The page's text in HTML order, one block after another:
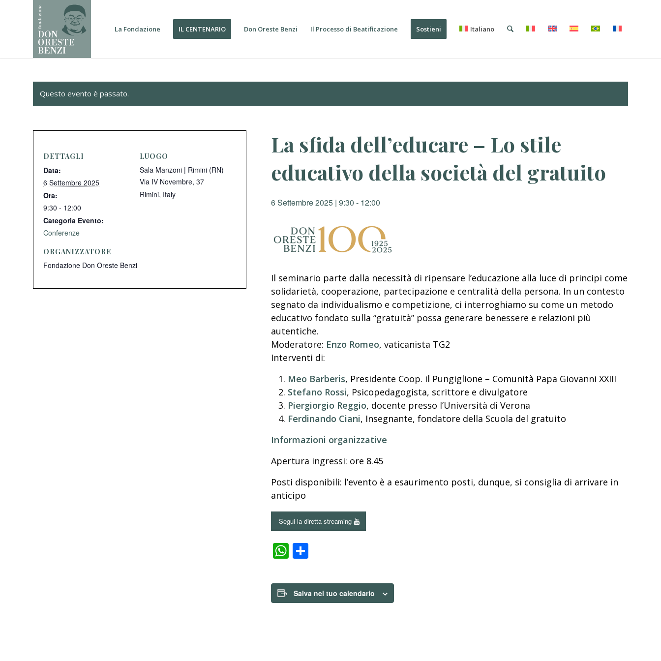
La Fondazione IL CENTENARIO Don Oreste Benzi Il Processo di Beatificazione Sostieni Italiano
Questo evento è passato.
La sfida dell’educare – Lo stile
educativo della società del gratuito
6 Settembre 2025 | 9:30 - 12:00
Il seminario parte dalla necessità di ripensare l’educazione alla luce di principi come
solidarietà, cooperazione, partecipazione e centralità della persona. In un contesto
segnato da individualismo e competizione, ci interroghiamo su come un metodo
educativo fondato sulla “gratuità” possa generare benessere e relazioni più
autentiche.
Moderatore: Enzo Romeo, vaticanista TG2
Interventi di:
Meo Barberis, Presidente Coop. il Pungiglione – Comunità Papa Giovanni XXIII
Stefano Rossi, Psicopedagogista, scrittore e divulgatore
Piergiorgio Reggio, docente presso l’Università di Verona
Ferdinando Ciani, Insegnante, fondatore della Scuola del gratuito
Informazioni organizzative
Apertura ingressi: ore 8.45
Posti disponibili: l’evento è a esaurimento posti, dunque, si consiglia di arrivare in
anticipo
Segui la diretta streaming
WhatsApp
Salva nel tuo calendario
DETTAGLI
Data:
6 Settembre 2025
Ora:
9:30 - 12:00
Categoria Evento:
Conferenze
LUOGO
Sala Manzoni | Rimini (RN)
Via IV Novembre, 37
Rimini, Italy
ORGANIZZATORE
Fondazione Don Oreste Benzi